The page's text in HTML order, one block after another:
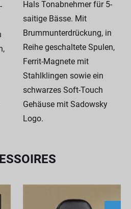
Hals Tonabnehmer für 5-
saitige Bässe. Mit
Brummunterdrückung, in
Reihe geschaltete Spulen,
Ferrit-Magnete mit
Stahlklingen sowie ein
schwarzes Soft-Touch
Gehäuse mit Sadowsky
Logo.